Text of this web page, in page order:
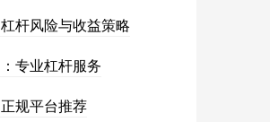
杆风险与收益策略
专业杠杆服务
规平台推荐